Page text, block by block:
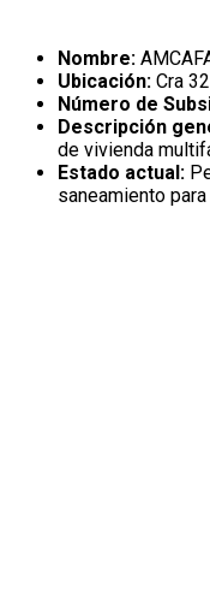
Nombre:
Ubicación: Cra
Número de
Descripción
de vivienda
Estado actual:
saneamiento